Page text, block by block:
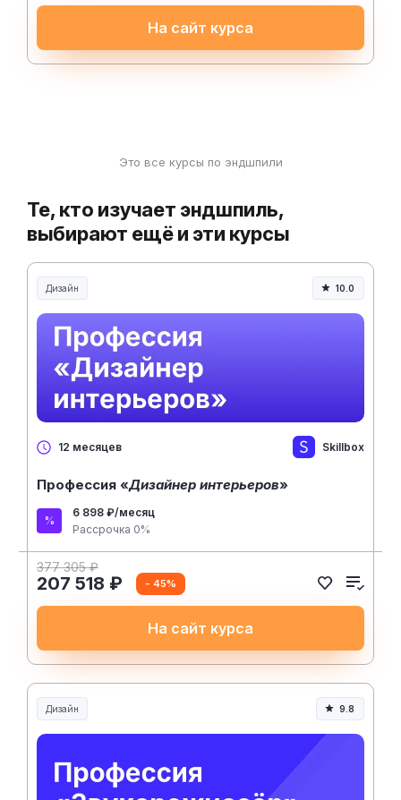
На сайт курса
Это все курсы по эндшпили
Те, кто изучает эндшпиль,
выбирают ещё и эти курсы
Дизайн 10.0
12 месяцев Skillbox
Профессия «Дизайнер интерьеров»
6 898 ₽/месяц
Рассрочка 0%
377 305 ₽
207 518 ₽ - 45%
На сайт курса
Дизайн 9.8